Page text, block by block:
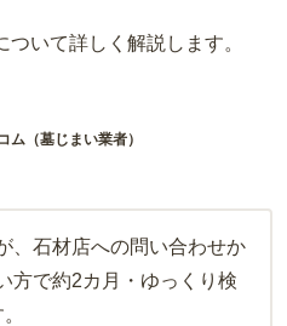
いて詳しく解説します。
ム（墓じまい業者）
、石材店への問い合わせか
方で約2カ月・ゆっくり検